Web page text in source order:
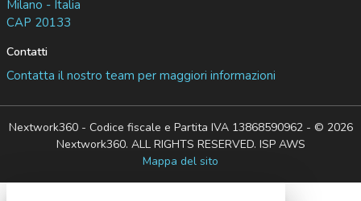
Milano - Italia
CAP 20133
Contatti
Contatta il nostro team per maggiori informazioni
Nextwork360 - Codice fiscale e Partita IVA 13868590962 - © 2026
Nextwork360. ALL RIGHTS RESERVED. ISP AWS
Mappa del sito